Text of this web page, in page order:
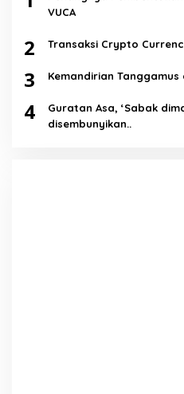
VUCA
2 Transaksi Crypto
3 Kemandirian Tanggamus
4
Guratan Asa, ‘Sabak
disembunyikan..